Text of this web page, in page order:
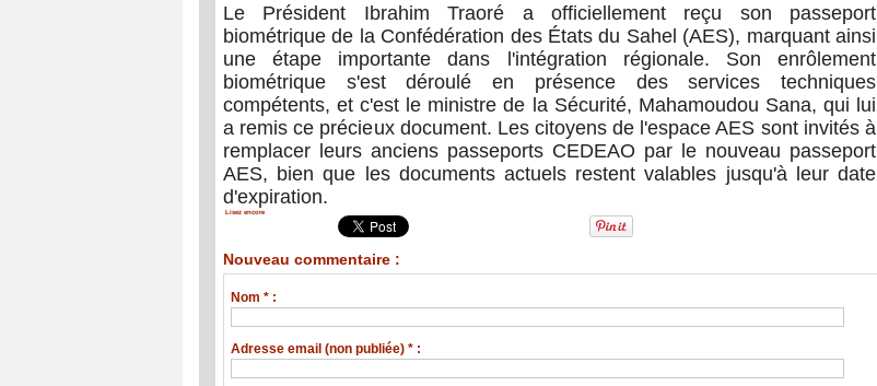
Le Président Ibrahim Traoré a officiellement reçu son passeport
biométrique de la Confédération des États du Sahel (AES), marquant ainsi
une étape importante dans l'intégration régionale. Son enrôlement
biométrique s'est déroulé en présence des services techniques
compétents, et c'est le ministre de la Sécurité, Mahamoudou Sana, qui lui
a remis ce précieux document. Les citoyens de l'espace AES sont invités à
remplacer leurs anciens passeports CEDEAO par le nouveau passeport
AES, bien que les documents actuels restent valables jusqu'à leur date
d'expiration.
Lisez encore
Nouveau commentaire :
Nom * :
Adresse email (non publiée) * :